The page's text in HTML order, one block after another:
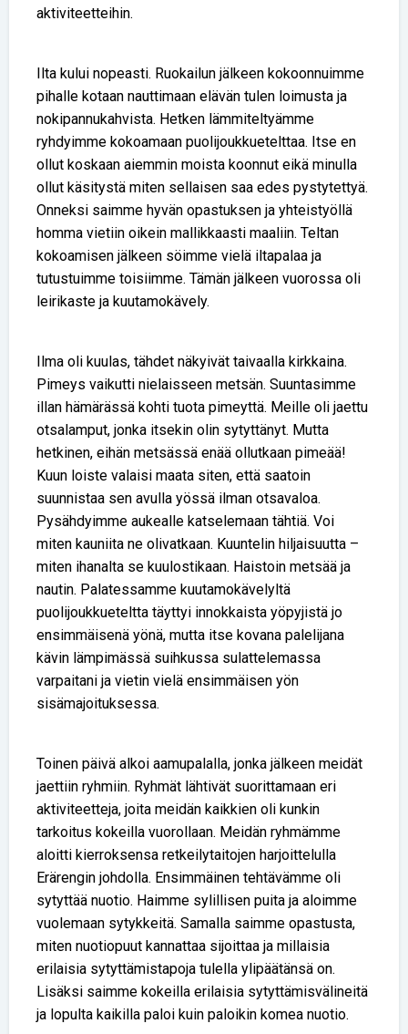
aktiviteetteihin.
Ilta kului nopeasti. Ruokailun jälkeen kokoonnuimme
pihalle kotaan nauttimaan elävän tulen loimusta ja
nokipannukahvista. Hetken lämmiteltyämme
ryhdyimme kokoamaan puolijoukkuetelttaa. Itse en
ollut koskaan aiemmin moista koonnut eikä minulla
ollut käsitystä miten sellaisen saa edes pystytettyä.
Onneksi saimme hyvän opastuksen ja yhteistyöllä
homma vietiin oikein mallikkaasti maaliin. Teltan
kokoamisen jälkeen söimme vielä iltapalaa ja
tutustuimme toisiimme. Tämän jälkeen vuorossa oli
leirikaste ja kuutamokävely.
Ilma oli kuulas, tähdet näkyivät taivaalla kirkkaina.
Pimeys vaikutti nielaisseen metsän. Suuntasimme
illan hämärässä kohti tuota pimeyttä. Meille oli jaettu
otsalamput, jonka itsekin olin sytyttänyt. Mutta
hetkinen, eihän metsässä enää ollutkaan pimeää!
Kuun loiste valaisi maata siten, että saatoin
suunnistaa sen avulla yössä ilman otsavaloa.
Pysähdyimme aukealle katselemaan tähtiä. Voi
miten kauniita ne olivatkaan. Kuuntelin hiljaisuutta –
miten ihanalta se kuulostikaan. Haistoin metsää ja
nautin. Palatessamme kuutamokävelyltä
puolijoukkueteltta täyttyi innokkaista yöpyjistä jo
ensimmäisenä yönä, mutta itse kovana palelijana
kävin lämpimässä suihkussa sulattelemassa
varpaitani ja vietin vielä ensimmäisen yön
sisämajoituksessa.
Toinen päivä alkoi aamupalalla, jonka jälkeen meidät
jaettiin ryhmiin. Ryhmät lähtivät suorittamaan eri
aktiviteetteja, joita meidän kaikkien oli kunkin
tarkoitus kokeilla vuorollaan. Meidän ryhmämme
aloitti kierroksensa retkeilytaitojen harjoittelulla
Erärengin johdolla. Ensimmäinen tehtävämme oli
sytyttää nuotio. Haimme sylillisen puita ja aloimme
vuolemaan sytykkeitä. Samalla saimme opastusta,
miten nuotiopuut kannattaa sijoittaa ja millaisia
erilaisia sytyttämistapoja tulella ylipäätänsä on.
Lisäksi saimme kokeilla erilaisia sytyttämisvälineitä
ja lopulta kaikilla paloi kuin paloikin komea nuotio.